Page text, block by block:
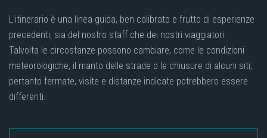
L'itinerario è una linea guida, ben calibrato e frutto di esperienze
precedenti, sia del nostro staff che dei nostri viaggiatori.
Talvolta le circostanze possono cambiare, come le condizioni
meteorologiche, il manto delle strade o le chiusure di alcuni siti;
pertanto fermate, visite e distanze indicate potrebbero essere
differenti.